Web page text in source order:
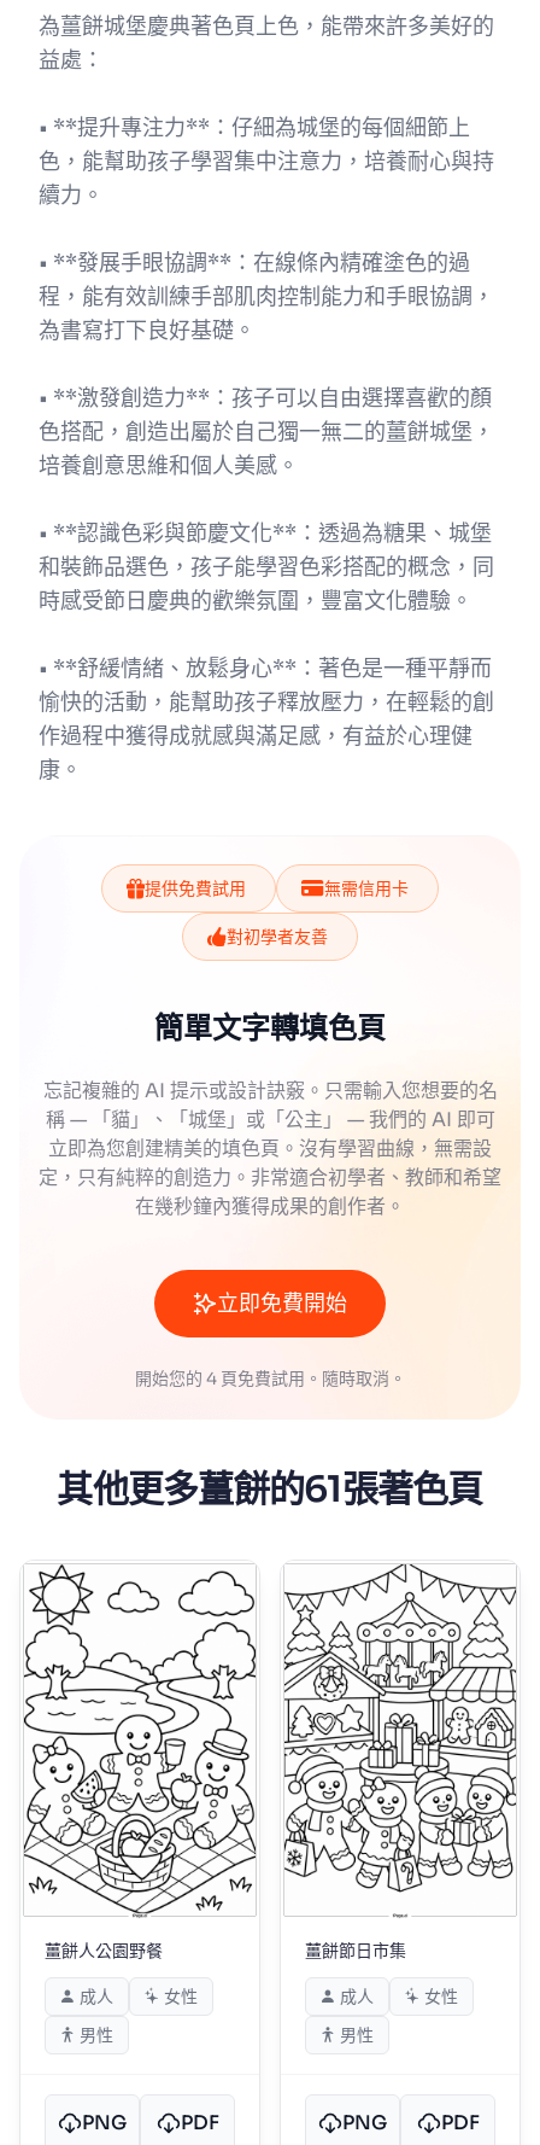
為薑餅城堡慶典著色頁上色，能帶來許多美好的
益處：
• **提升專注力**：仔細為城堡的每個細節上
色，能幫助孩子學習集中注意力，培養耐心與持
續力。
• **發展手眼協調**：在線條內精確塗色的過
程，能有效訓練手部肌肉控制能力和手眼協調，
為書寫打下良好基礎。
• **激發創造力**：孩子可以自由選擇喜歡的顏
色搭配，創造出屬於自己獨一無二的薑餅城堡，
培養創意思維和個人美感。
• **認識色彩與節慶文化**：透過為糖果、城堡
和裝飾品選色，孩子能學習色彩搭配的概念，同
時感受節日慶典的歡樂氛圍，豐富文化體驗。
• **舒緩情緒、放鬆身心**：著色是一種平靜而
愉快的活動，能幫助孩子釋放壓力，在輕鬆的創
作過程中獲得成就感與滿足感，有益於心理健
康。
提供免費試用 無需信用卡
對初學者友善
簡單文字轉填色頁
忘記複雜的 AI 提示或設計訣竅。只需輸入您想要的名
稱 — 「貓」、「城堡」或「公主」 — 我們的 AI 即可
立即為您創建精美的填色頁。沒有學習曲線，無需設
定，只有純粹的創造力。非常適合初學者、教師和希望
在幾秒鐘內獲得成果的創作者。
立即免費開始
開始您的 4 頁免費試用。隨時取消。
其他更多薑餅的61張著色頁
薑餅人公園野餐
成人
女性
男性
PNG PDF
薑餅節日市集
成人
女性
男性
PNG PDF